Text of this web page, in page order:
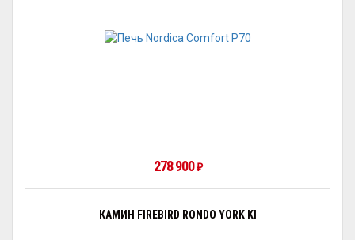
278 900 ₽
КАМИН FIREBIRD RONDO YORK KI